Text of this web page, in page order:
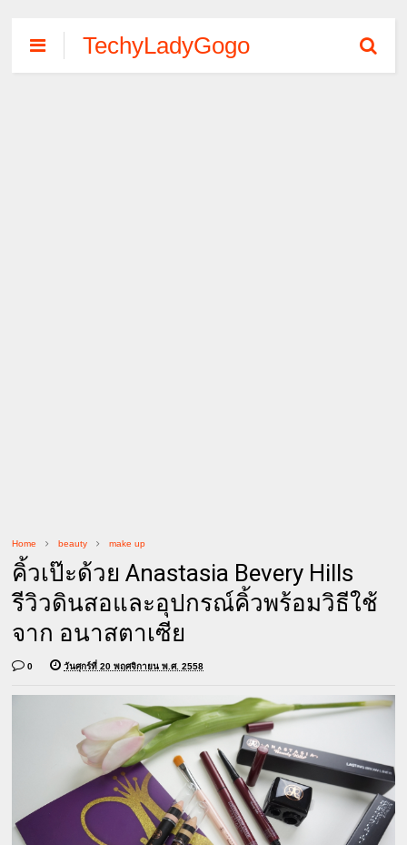
TechyLadyGogo
Home beauty make up
คิ้วเป๊ะด้วย Anastasia Bevery Hills
รีวิวดินสอและอุปกรณ์คิ้วพร้อมวิธีใช้
จาก อนาสตาเซีย
0 วันศุกร์ที่ 20 พฤศจิกายน พ.ศ. 2558